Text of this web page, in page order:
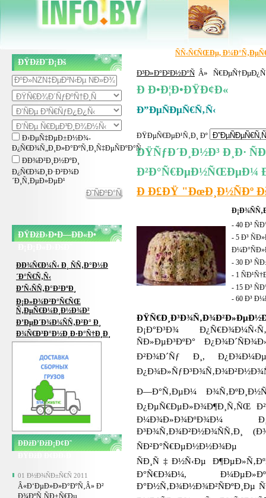
ÑÑ‹Ñ€ÑŒÐµ,
ÐŸÐžÐ˜Ð¡Ðš
Ð›ÐµÑ‡ÐµÐ±Ð½Ð¾-
Ð¿Ñ€Ð¾Ñ„Ð¸Ð»Ð°ÐºÑ‚Ð¸Ñ‡ÐµÑÐºÐ°Ñ
ÐÐ¾Ð²Ð¸Ð½ÐºÐ¸
Ð¿Ñ€Ð¾Ð¸Ð·Ð²Ð¾Ð
´Ð¸Ñ‚ÐµÐ»ÐµÐ¹
ÐŸÐžÐ›Ð•Ð—ÐÐ«Ð•
ÐÐ¾Ñ€Ð¼Ñ‹ Ð¸ ÑÑ‚Ð°Ð½Ð
´Ð°Ñ€Ñ‚Ñ‹
Ð’Ñ‹ÑÑ‚Ð°Ð²ÐºÐ¸
Ð¡Ð»Ð¾Ð²Ð°Ñ€ÑŒ
Ñ‚ÐµÑ€Ð¼Ð¸Ð½Ð¾Ð²
Ð’ÐµÐ´Ð¾Ð¼ÑÑ‚Ð²Ð° Ð¸
Ð¾Ñ€Ð³Ð°Ð½Ð¸Ð·Ð°Ñ†Ð¸Ð¸
ÐÐžÐ’ÐžÐ¡Ð¢Ð˜
01 Ð½Ð¾ÑÐ±Ñ€Ñ 2011
Â«Ð‘ÐµÐ»Ð»Ð°ÐºÑ‚Â» Ð²
Ð¾ÐºÑ‚ÑÐ±Ñ€Ðµ
Ð³Ð»Ð°Ð²Ð½Ð°Ñ Â»
Ð Ð•Ð¦Ð•ÐŸÐ¢Ð«
Ð”ÐµÑÐµÑ€Ñ‚Ñ‹
ÐŸÐµÑ€ÐµÐ¹Ñ‚Ð¸ Ðº
ÐŸÑƒÐ´Ð¸Ð½Ð³ Ð¸Ð·
Ð²Ð°Ñ€ÐµÐ½ÑŒÐµÐ¼
Ð Ð£ÐŸ "ÐœÐ¸Ð½ÑÐº
- 40 Ð³
- 5 Ð³
- 30 Ð³
- 1
- 15 Ð³
- 60 Ð³
Ð¡Ð°Ð³Ð¾
ÑÐ»ÐµÐ³ÐºÐ°
Ð²Ð¾Ð´Ñƒ Ð¸,
Ð—Ð°Ñ‚ÐµÐ¼
Ð¿ÐµÑ€ÐµÐ»Ð¾Ð¶Ð¸Ñ‚ÑŒ Ð²
Ð¼Ð¾Ð»Ð¾ÐºÐ¾Ð¼
Ð³Ð¾Ñ‚Ð¾Ð²Ð½Ð¾ÑÑ‚Ð¸
ÑÐ²Ð°Ñ€ÐµÐ½Ð½Ð¾Ðµ
ÑÐ¸Ñ‡Ð½Ñ‹Ðµ
Ð°Ñ€Ð¾Ð¼,
Ð°Ð½Ñ‚Ð¾Ð½Ð¾Ð²ÑÐºÐ¸Ðµ